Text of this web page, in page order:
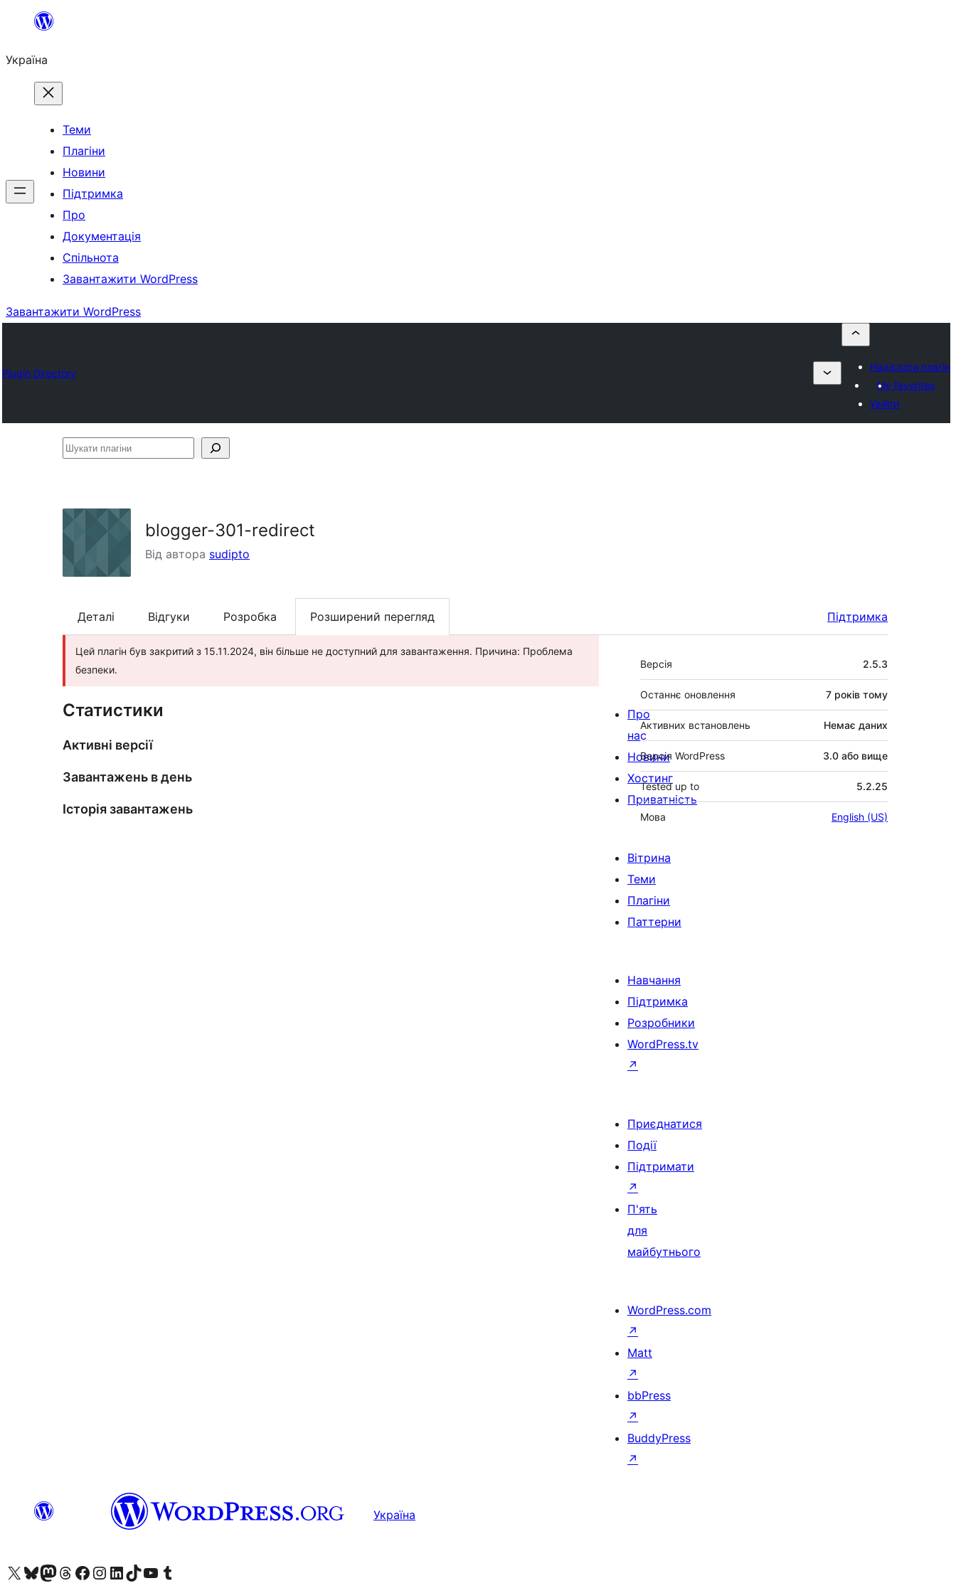
Перейти
вмісту
Україна
Теми
Плагіни
Новини
Підтримка
Про
Документація
Спільнота
Завантажити WordPress
Завантажити WordPress
Plugin Directory
Надіслати плагін
My favorites
Увійти
Шукати
blogger-301-redirect
Від автора sudipto
Деталі Відгуки Розробка Розширений перегляд Підтримка
Цей плагін був закритий з 15.11.2024, він більше не доступний для завантаження. Причина: Проблема
безпеки.
Статистики
Активні версії
Завантажень в день
Історія завантажень
Мета
Версія 2.5.3
Останнє оновлення 7 років тому
Активних встановлень Немає даних
Версія WordPress 3.0 або вище
Tested up to 5.2.25
Мова English (US)
Про
нас
Новини
Хостинг
Приватність
Вітрина
Теми
Плагіни
Паттерни
Навчання
Підтримка
Розробники
WordPress.tv
↗
Приєднатися
Події
Підтримати
↗
П'ять
для
майбутнього
WordPress.com
↗
Matt
↗
bbPress
↗
BuddyPress
↗
Україна
Visit our X (formerly Twitter) account
Visit our Bluesky account
Завітайте до нашої стрічки в Mastodon
Visit our Threads account
Завітайте на нашу сторінку в Facebook
Visit our Instagram account
Visit our LinkedIn account
Visit our TikTok account
Visit our YouTube channel
Visit our Tumblr account